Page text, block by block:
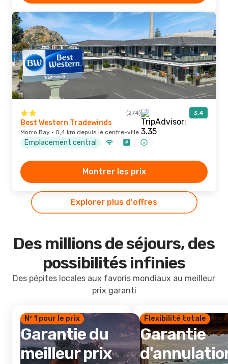
(274) 3,4
Best Western Tradewinds
Morro Bay · 0,4 km depuis le centre-ville
Emplacement central
Montrer les prix
Explorer plus d'offres
Des millions de séjours, des
possibilités infinies
Des pépites locales aux favoris mondiaux au meilleur
prix garanti
Nº 1 pour le prix
Garantie du
meilleur prix
Flexibilité totale
Garantie